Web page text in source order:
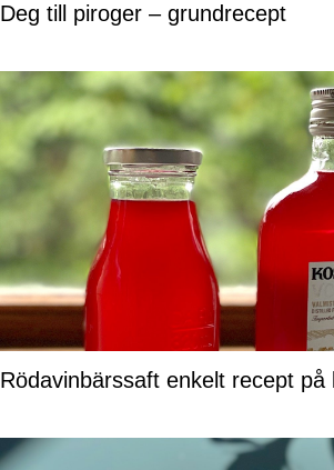
Deg till piroger – grundrecept
Rödavinbärssaft enkelt recept på